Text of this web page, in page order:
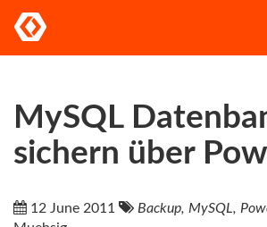
MySQL
sichern über
12 June 2011 Backup, MySQL,